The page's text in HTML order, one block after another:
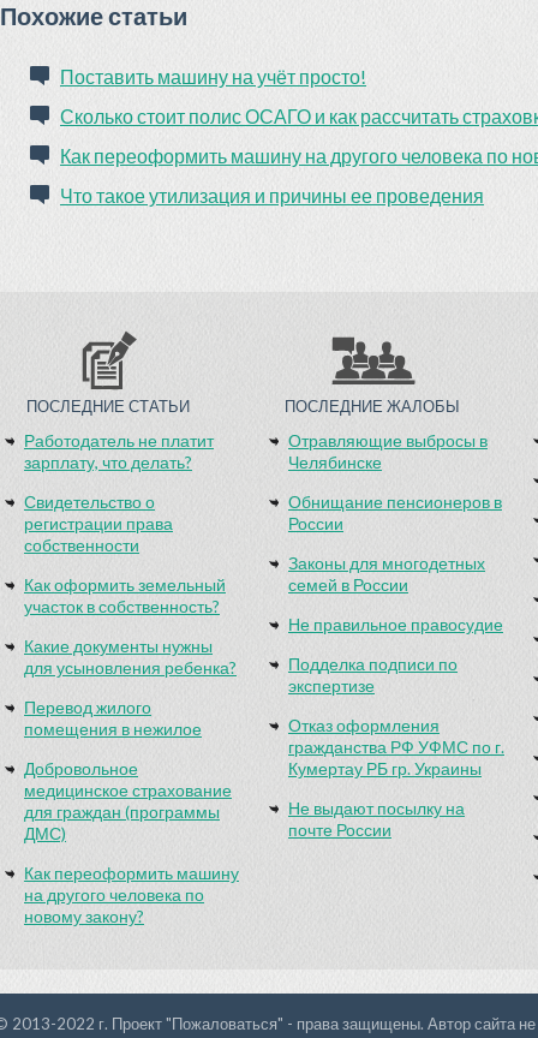
Похожие статьи
Поставить машину на учёт просто!
Сколько стоит полис ОСАГО и как рассчитать
Как переоформить машину на другого человека по
Что такое утилизация и причины ее проведения
ПОСЛЕДНИЕ СТАТЬИ
Работодатель не платит
зарплату, что делать?
Свидетельство о
регистрации права
собственности
Как оформить земельный
участок в собственность?
Какие документы нужны
для усыновления ребенка?
Перевод жилого
помещения в нежилое
Добровольное
медицинское страхование
для граждан (программы
ДМС)
Как переоформить машину
на другого человека по
новому закону?
ПОСЛЕДНИЕ ЖАЛОБЫ
Отравляющие выбросы в
Челябинске
Обнищание пенсионеров в
России
Законы для многодетных
семей в России
Не правильное правосудие
Подделка подписи по
экспертизе
Отказ оформления
гражданства РФ УФМС по г.
Кумертау РБ гр. Украины
Не выдают посылку на
почте России
2013-2022 г. Проект "Пожаловаться" - права защищены. Автор сайта не